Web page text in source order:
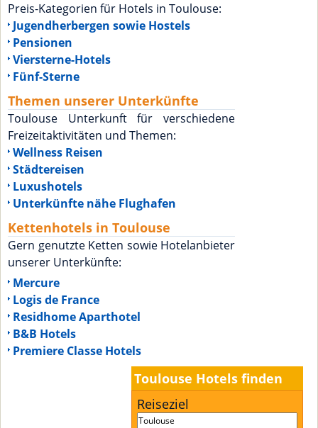
Preis-Kategorien für Hotels in Toulouse:
Jugendherbergen sowie Hostels
Pensionen
Viersterne-Hotels
Fünf-Sterne
Themen unserer Unterkünfte
Toulouse Unterkunft für verschiedene
Freizeitaktivitäten und Themen:
Wellness Reisen
Städtereisen
Luxushotels
Unterkünfte nähe Flughafen
Kettenhotels in Toulouse
Gern genutzte Ketten sowie Hotelanbieter
unserer Unterkünfte:
Mercure
Logis de France
Residhome Aparthotel
B&B Hotels
Premiere Classe Hotels
Toulouse Hotels finden
Reiseziel